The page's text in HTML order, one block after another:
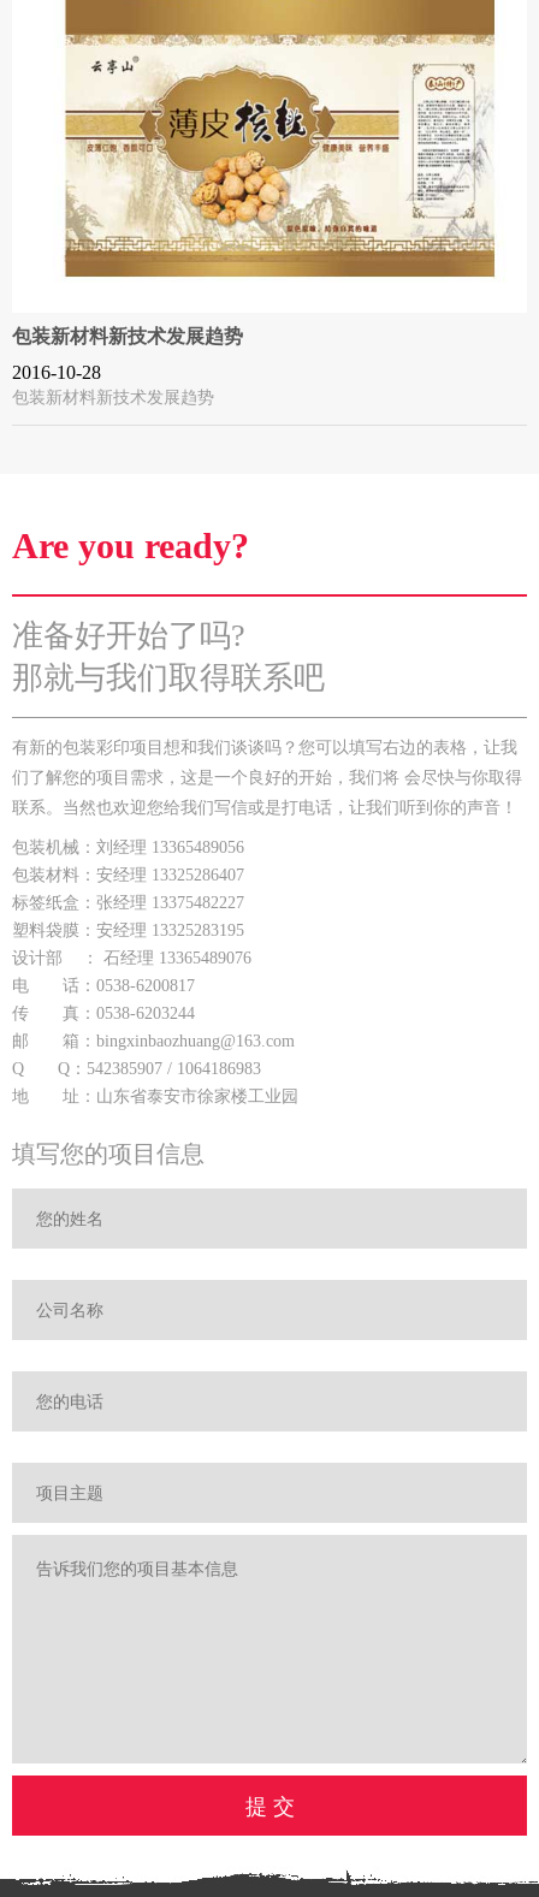
包装新材料新技术发展趋势
2016-10-28
包装新材料新技术发展趋势
Are you ready?
准备好开始了吗?
那就与我们取得联系吧
有新的包装彩印项目想和我们谈谈吗？您可以填写右边的表格，让我
们了解您的项目需求，这是一个良好的开始，我们将 会尽快与你取得
联系。当然也欢迎您给我们写信或是打电话，让我们听到你的声音！
包装机械：刘经理 13365489056
包装材料：安经理 13325286407
标签纸盒：张经理 13375482227
塑料袋膜：安经理 13325283195
设计部 ： 石经理 13365489076
电 话：0538-6200817
传 真：0538-6203244
邮 箱：bingxinbaozhuang@163.com
Q Q：542385907 / 1064186983
地 址：山东省泰安市徐家楼工业园
填写您的项目信息